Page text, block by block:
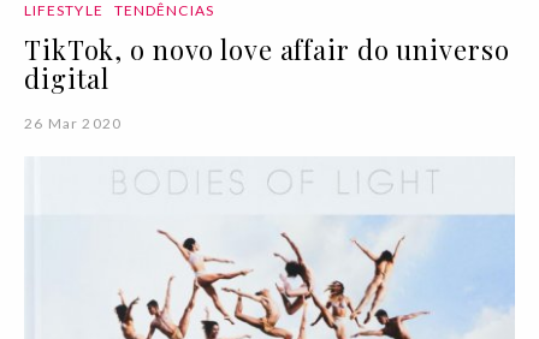
LIFESTYLE TENDÊNCIAS
TikTok, o novo love affair do universo
digital
26 Mar 2020